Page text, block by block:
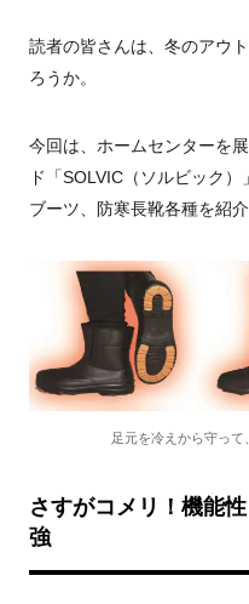
読者の皆さんは、冬のアウ
ろうか。
今回は、ホームセンターを
ド「SOLVIC（ソルビック
ブーツ、防寒長靴各種を紹介
足元を冷えから守って
さすがコメリ！機能
強